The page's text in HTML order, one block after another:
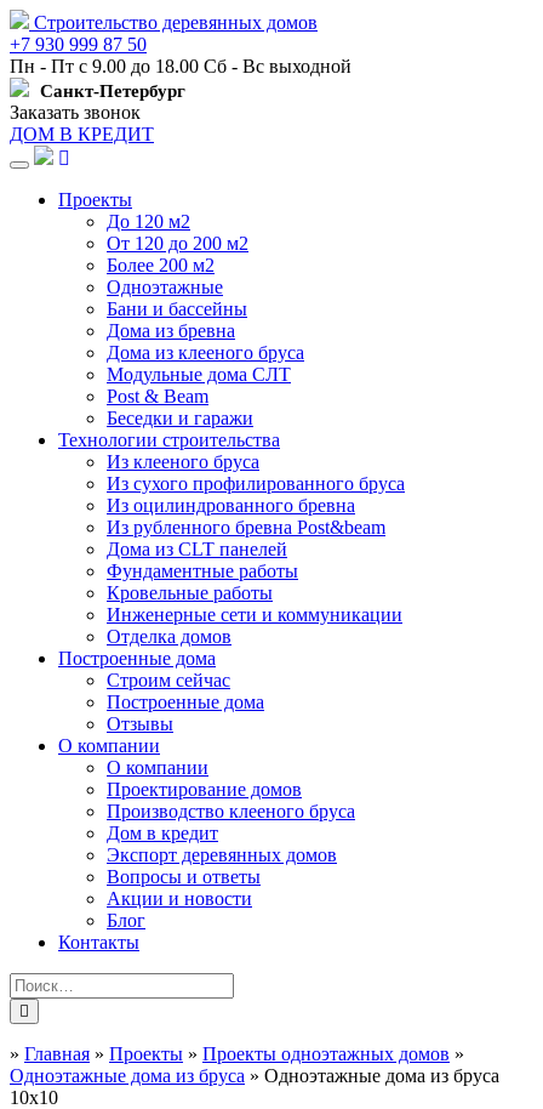
Строительство деревянных домов
+7 930 999 87 50
Пн - Пт с 9.00 до 18.00 Сб - Вс выходной
Санкт-Петербург
Заказать звонок
ДОМ В КРЕДИТ
Навигация
Проекты
До 120 м2
От 120 до 200 м2
Более 200 м2
Одноэтажные
Бани и бассейны
Дома из бревна
Дома из клееного бруса
Модульные дома СЛТ
Post & Beam
Беседки и гаражи
Технологии строительства
Из клееного бруса
Из сухого профилированного бруса
Из оцилиндрованного бревна
Из рубленного бревна Post&beam
Дома из CLT панелей
Фундаментные работы
Кровельные работы
Инженерные сети и коммуникации
Отделка домов
Построенные дома
Строим сейчас
Построенные дома
Отзывы
О компании
О компании
Проектирование домов
Производство клееного бруса
Дом в кредит
Экспорт деревянных домов
Вопросы и ответы
Акции и новости
Блог
Контакты
» Главная » Проекты » Проекты одноэтажных домов »
Одноэтажные дома из бруса » Одноэтажные дома из бруса
10x10